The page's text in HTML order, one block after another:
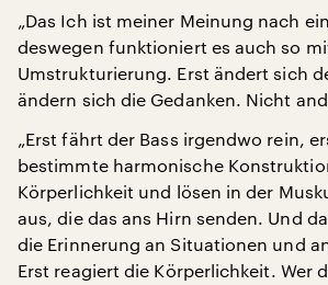
„Das Ich ist meiner Meinung nach
deswegen funktioniert es auch so
Umstrukturierung. Erst ändert sich
ändern sich die Gedanken. Nicht
„Erst fährt der Bass irgendwo rein,
bestimmte harmonische
Körperlichkeit und lösen in der
aus, die das ans Hirn senden. Und
die Erinnerung an Situationen und
Erst reagiert die Körperlichkeit. Wer